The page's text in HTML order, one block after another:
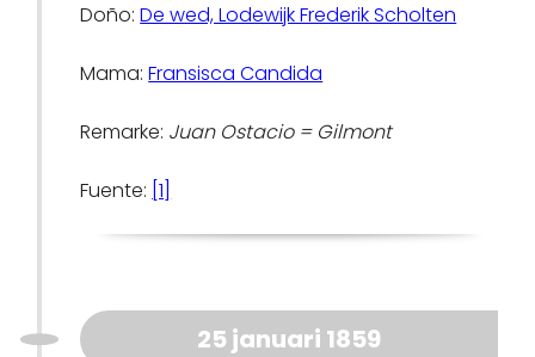
Doño:De wed, Lodewijk Frederik Scholten
Mama:Fransisca Candida
Remarke: Juan Ostacio = Gilmont
Fuente: [1]
25 januari 1859